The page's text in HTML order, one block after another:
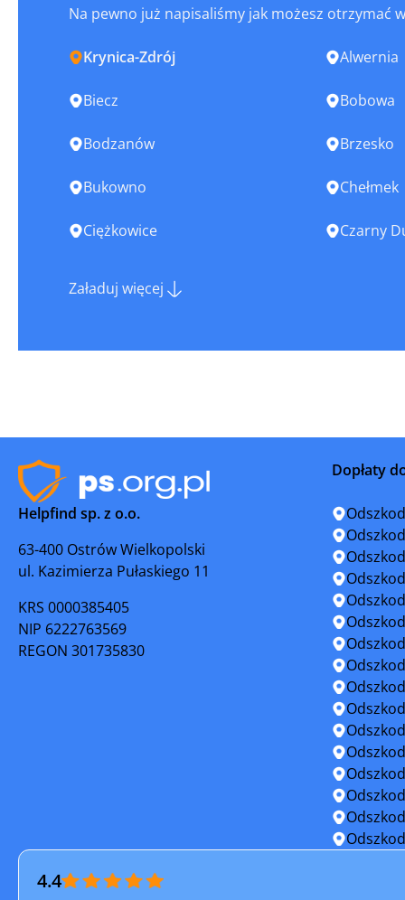
Na pewno już napisaliśmy jak możesz otrzymać
Krynica-Zdrój Alwernia
Biecz Bobowa
Bodzanów Brzesko
Bukowno Chełmek
Ciężkowice Czarny
Limanowa
Muszyna
Niepołomice Nowe
Nowy Targ Nowy
Ożarów
Rabka-
Skała
Słomniki
Szczucin
Załaduj więcej
Helpfind sp. z o.o.
63-400 Ostrów Wielkopolski
ul. Kazimierza Pułaskiego 11
KRS 0000385405
NIP 6222763569
REGON 301735830
Dopłaty
4.4